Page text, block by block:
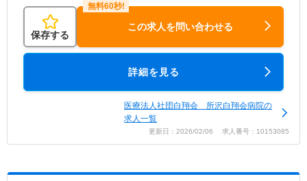
保存する
この求人を問い合わせる
詳細を見る
医療法人社団白翔会 所沢白翔会病院の
求人一覧
更新日：2026/02/06 求人番号：10153085